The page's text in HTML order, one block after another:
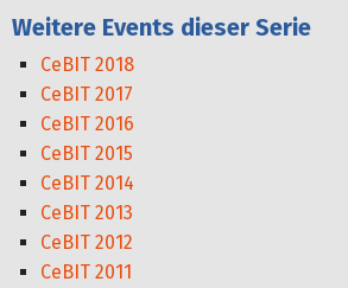
Weitere Events dieser Serie
CeBIT 2018
CeBIT 2017
CeBIT 2016
CeBIT 2015
CeBIT 2014
CeBIT 2013
CeBIT 2012
CeBIT 2011